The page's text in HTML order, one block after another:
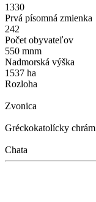
1330
Prvá písomná zmienka
242
Počet obyvateľov
550 mnm
Nadmorská výška
1537 ha
Rozloha
Zvonica
Gréckokatolícky chrám
Chata